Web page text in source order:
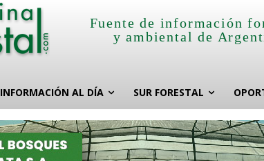
Fuente de información
y ambiental de
INFORMACIÓN AL DÍA SUR FORESTAL